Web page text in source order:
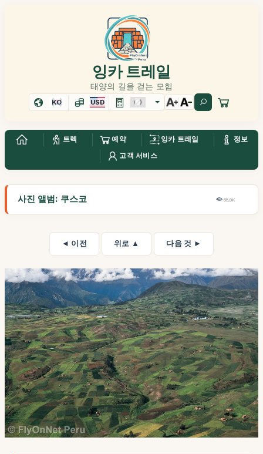
잉카 트레일
태양의 길을 걷는 모험
KO USD
트렉 예약 잉카 트레일
정보
고객 서비스
사진 앨범: 쿠스코 65,9K
◄ 이전 위로 ▲ 다음 것 ►